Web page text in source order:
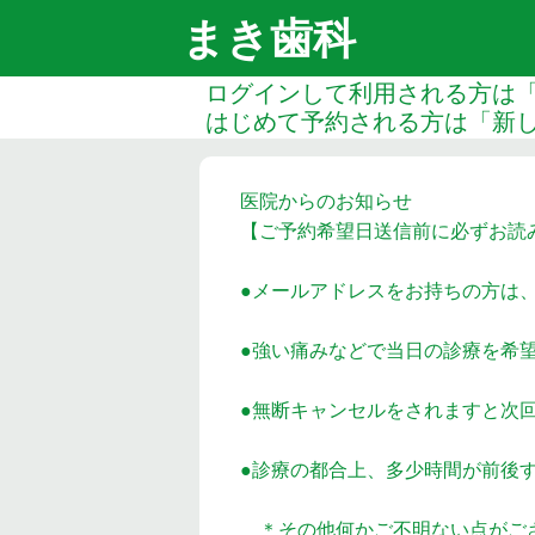
まき歯科
ログインして利用される方は
はじめて予約される方は「新
医院からのお知らせ
【ご予約希望日送信前に必ずお
●メールアドレスをお持ちの方は
●強い痛みなどで当日の診療を希
●無断キャンセルをされますと次
●診療の都合上、多少時間が前後
＊その他何かご不明ない点がご